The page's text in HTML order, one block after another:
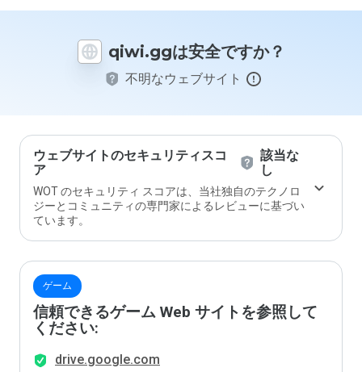
qiwi.ggは安全ですか？
不明なウェブサイト
ウェブサイトのセキュリティスコ
ア
該当な
し
WOT のセキュリティ スコアは、当社独自のテクノロ
ジーとコミュニティの専門家によるレビューに基づい
ています。
ゲーム
信頼できるゲーム Web サイトを参照して
ください:
drive.google.com
ブサ
に評
価し
ます
か？